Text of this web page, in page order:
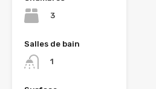
3
Salles de bain
1